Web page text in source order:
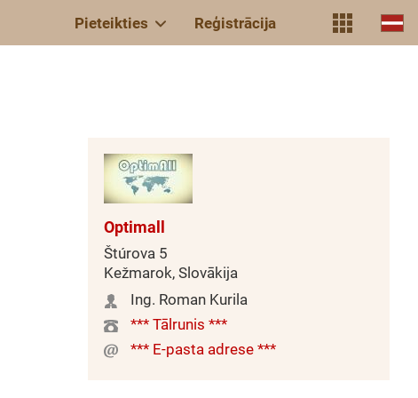
Pieteikties Reģistrācija
Optimall
Štúrova 5
Kežmarok, Slovākija
Ing. Roman Kurila
*** Tālrunis ***
*** E-pasta adrese ***